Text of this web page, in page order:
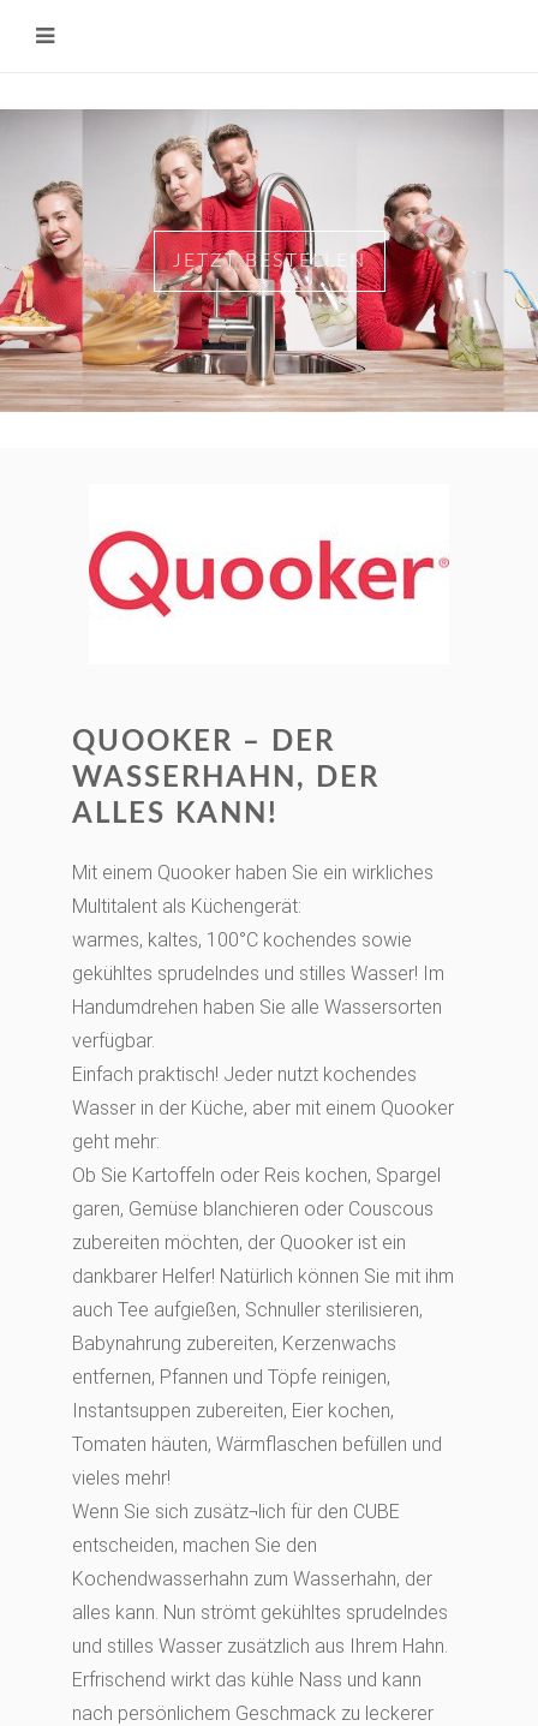
JETZT BESTELLEN
QUOOKER – DER
WASSERHAHN, DER
ALLES KANN!
Mit einem Quooker haben Sie ein wirkliches
Multitalent als Küchengerät:
warmes, kaltes, 100°C kochendes sowie
gekühltes sprudelndes und stilles Wasser! Im
Handumdrehen haben Sie alle Wassersorten
verfügbar.
Einfach praktisch! Jeder nutzt kochendes
Wasser in der Küche, aber mit einem Quooker
geht mehr:
Ob Sie Kartoffeln oder Reis kochen, Spargel
garen, Gemüse blanchieren oder Couscous
zubereiten möchten, der Quooker ist ein
dankbarer Helfer! Natürlich können Sie mit ihm
auch Tee aufgießen, Schnuller sterilisieren,
Babynahrung zubereiten, Kerzenwachs
entfernen, Pfannen und Töpfe reinigen,
Instantsuppen zubereiten, Eier kochen,
Tomaten häuten, Wärmflaschen befüllen und
vieles mehr!
Wenn Sie sich zusätz¬lich für den CUBE
entscheiden, machen Sie den
Kochendwasserhahn zum Wasserhahn, der
alles kann. Nun strömt gekühltes sprudelndes
und stilles Wasser zusätzlich aus Ihrem Hahn.
Erfrischend wirkt das kühle Nass und kann
nach persönlichem Geschmack zu leckerer